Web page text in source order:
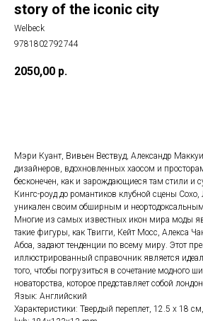
story of the iconic city
Welbeck
9781802792744
2050,00 р.
Мэри Куант, Вивьен Вествуд, Александр
дизайнеров, вдохновленных хаосом и
бесконечен, как и зарождающиеся там стили и
Кингс-роуд до романтиков клубной сцены
уникален своим обширным и
Многие из самых известных икон мира моды
такие фигуры, как Твигги, Кейт Мосс, Алекса
Абоа, задают тенденции по всему миру. Этот
иллюстрированный справочник является
того, чтобы погрузиться в сочетание модного
новаторства, которое представляет собой
Язык: Английский
Характеристики: Твердый переплет, 12.5 x 18